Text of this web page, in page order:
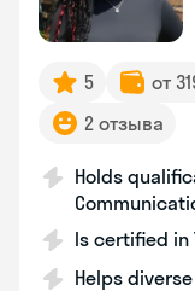
5 от
2 отзыва
Holds
Is certified in
Helps